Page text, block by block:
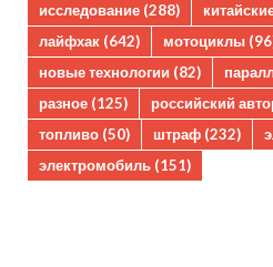
исследование (288)
лайфхак (642) мотоциклы
новые технологии (82)
разное (125) российский
топливо (50) штраф (232)
электромобиль (151)